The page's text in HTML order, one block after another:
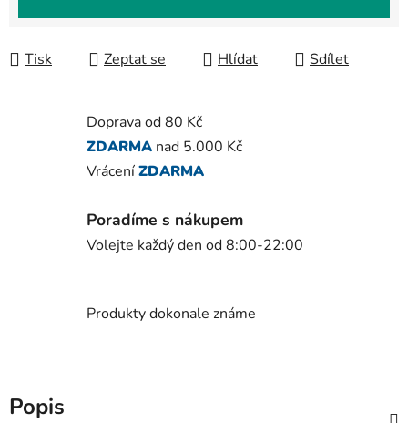
Tisk Zeptat se Hlídat Sdílet
Doprava od 80 Kč
ZDARMA nad 5.000 Kč
VráceníZDARMA
Poradíme s nákupem
Volejte každý den od 8:00-22:00
Produkty dokonale známe
Popis